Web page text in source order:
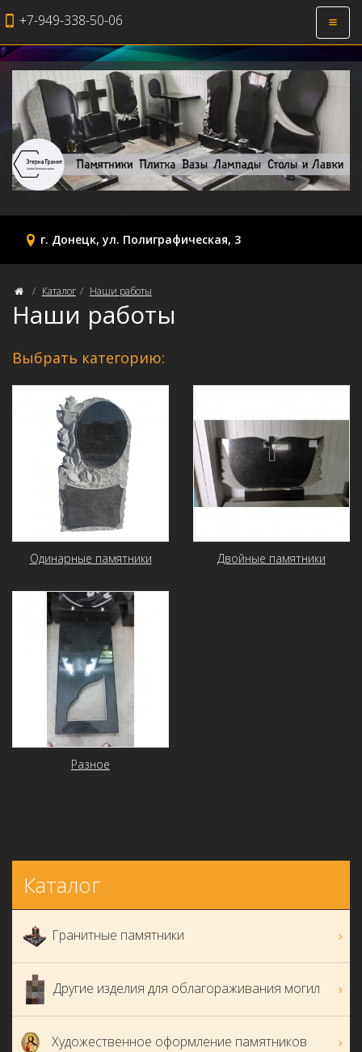
+7-949-338-50-06
г. Донецк, ул. Полиграфическая, 3
Каталог Наши работы
Наши работы
Выбрать категорию:
Одинарные памятники Двойные памятники
Разное
Каталог
Гранитные памятники
Другие изделия для облагораживания могил
Художественное оформление памятников